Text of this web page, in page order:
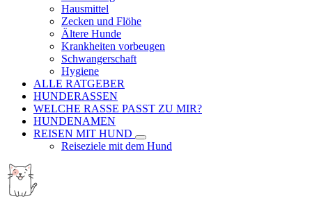
Hausmittel
Zecken und Flöhe
Ältere Hunde
Krankheiten vorbeugen
Schwangerschaft
Hygiene
ALLE RATGEBER
HUNDERASSEN
WELCHE RASSE PASST ZU MIR?
HUNDENAMEN
REISEN MIT HUND
Reiseziele mit dem Hund